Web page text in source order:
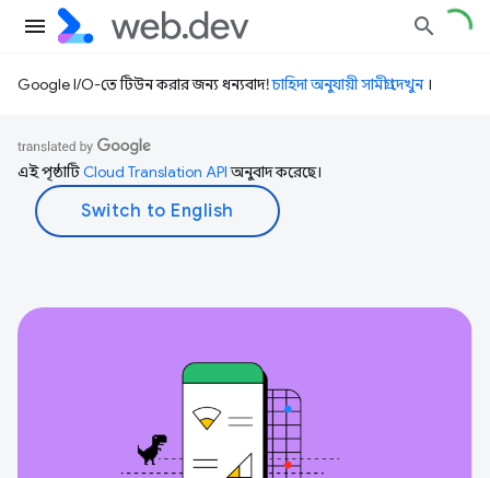
Google I/O-তে টিউন করার জন্য ধন্যবাদ!চাহিদা অনুযায়ী সামগ্রী দেখুন।
এই পৃষ্ঠাটিCloud Translation APIঅনুবাদ করেছে।